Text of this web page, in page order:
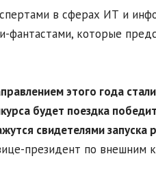
в сферах ИТ и
фантастами, которые
этого года
будет поездка
свидетелями запуска
президент по внешним